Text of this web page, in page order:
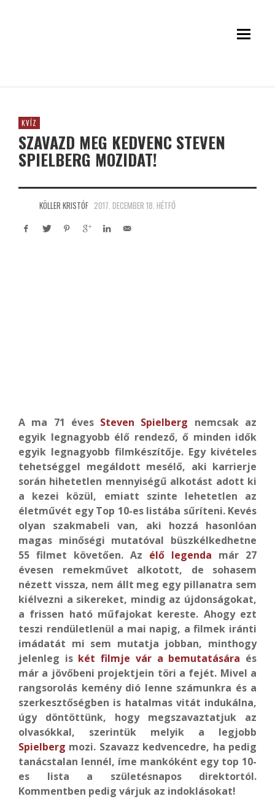
KVÍZ
SZAVAZD MEG KEDVENC STEVEN
SPIELBERG MOZIDAT!
KÖLLER KRISTÓF 2017. DECEMBER 18. HÉTFŐ
A ma 71 éves Steven Spielberg nemcsak az
egyik legnagyobb élő rendező, ő minden idők
egyik legnagyobb filmkészítője. Egy kivételes
tehetséggel megáldott mesélő, aki karrierje
során hihetetlen mennyiségű alkotást adott ki
a kezei közül, emiatt szinte lehetetlen az
életművét egy Top 10-es listába sűríteni. Kevés
olyan szakmabeli van, aki hozzá hasonlóan
magas minőségi mutatóval büszkélkedhetne
55 filmet követően. Az élő legenda már 27
évesen remekművet alkotott, de sohasem
nézett vissza, nem állt meg egy pillanatra sem
kiélvezni a sikereket, mindig az újdonságokat,
a frissen ható műfajokat kereste. Ahogy ezt
teszi rendületlenül a mai napig, a filmek iránti
imádatát mi sem mutatja jobban, minthogy
jelenleg is két filmje vár a bemutatására és
már a jövőbeni projektjein töri a fejét. Mivel a
rangsorolás kemény dió lenne számunkra és a
szerkesztőségben is hatalmas vitát indukálna,
úgy döntöttünk, hogy megszavaztatjuk az
olvasókkal, szerintük melyik a legjobb
Spielberg mozi. Szavazz kedvencedre, ha pedig
tanácstalan lennél, íme mankóként egy top 10-
es lista a születésnapos direktortól.
Kommentben pedig várjuk az indoklásokat!